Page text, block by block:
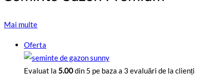
Mai multe
Oferta
Evaluat la 5.00din 5 pe baza a 3 evaluări de la clienți